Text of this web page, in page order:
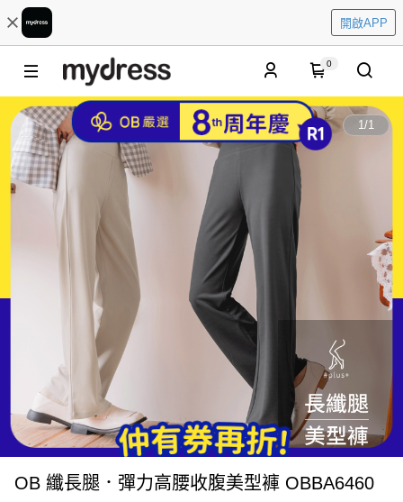
開啟APP
0
1/1
OB 纖長腿．彈力高腰收腹美型褲 OBBA6460